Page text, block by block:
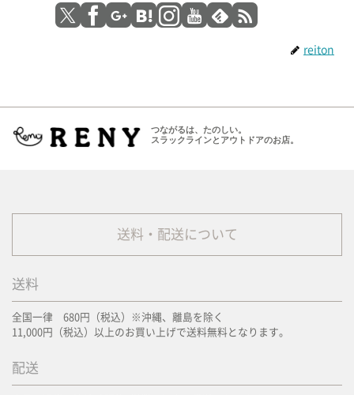
reiton
つながるは、たのしい。
スラックラインとアウトドアのお店。
送料・配送について
送料
全国一律 680円（税込）※沖縄、離島を除く
11,000円（税込）以上のお買い上げで送料無料となります。
配送